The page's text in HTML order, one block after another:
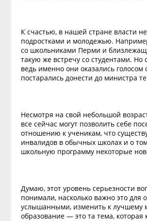
К счастью, в нашей стране власти
подростками и молодежью.
со школьниками Перми и
такую же встречу со студентами. Но
ведь именно они оказались
постарались донести до министра
Несмотря на свой небольшой
все сейчас могут позволить себе
отношению к ученикам, что
инвалидов в обычных школах и о
школьную программу некоторые
Думаю, этот уровень серьезности
понимали, насколько важно это
услышанными, изменить к лучшему
образование — это та тема, которая